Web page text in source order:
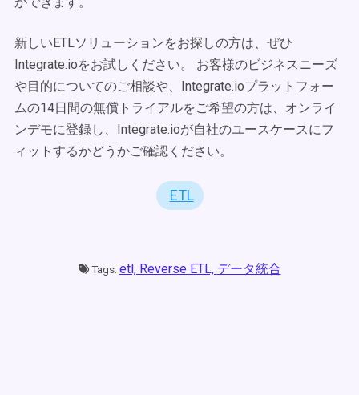
新しいETLソリューションをお探しの方は、ぜひ
Integrate.ioをお試しください。 お客様のビジネスニーズ
や目的についてのご相談や、Integrate.ioプラットフォー
ムの14日間の無償トライアルをご希望の方は、オンライ
ンデモに登録し、Integrate.ioが自社のユースケースにフ
ィットするかどうかご確認ください。
ETL
Tags: etl, Reverse ETL, データ統合